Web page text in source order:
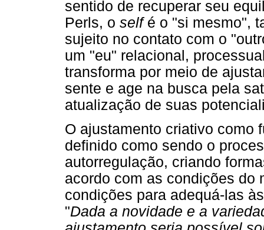
sentido de recuperar seu
Perls, o self é o "si mesmo",
sujeito no contato com o
um "eu" relacional,
transforma por meio de
sente e age na busca pela
atualização de suas
O ajustamento criativo como
definido como sendo o
autorregulação, criando
acordo com as condições do
condições para adequá-las
"Dada a novidade e a